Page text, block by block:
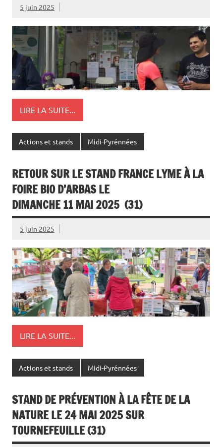
5 juin 2025
LIRE LA SUITE...
Actions et stands Midi-Pyrénnées
RETOUR SUR LE STAND FRANCE LYME À LA
FOIRE BIO D’ARBAS LE
DIMANCHE 11 MAI 2025 (31)
5 juin 2025
LIRE LA SUITE...
Actions et stands Midi-Pyrénnées
STAND DE PRÉVENTION À LA FÊTE DE LA
NATURE LE 24 MAI 2025 SUR
TOURNEFEUILLE (31)